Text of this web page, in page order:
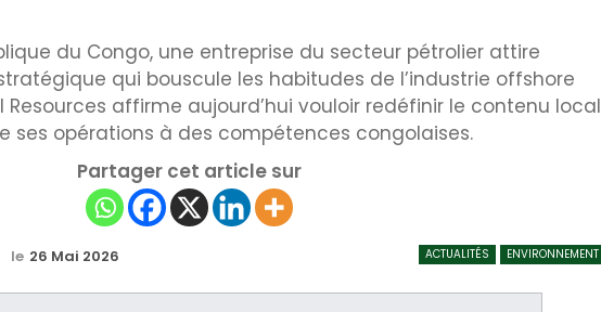
du Congo, une entreprise du secteur pétrolier attire
qui bouscule les habitudes de l’industrie offshore
affirme aujourd’hui vouloir redéfinir le contenu local
ses opérations à des compétences congolaises.
Partager cet article sur
ACTUALITÉS ENVIRONNEMENT
le 26 Mai 2026